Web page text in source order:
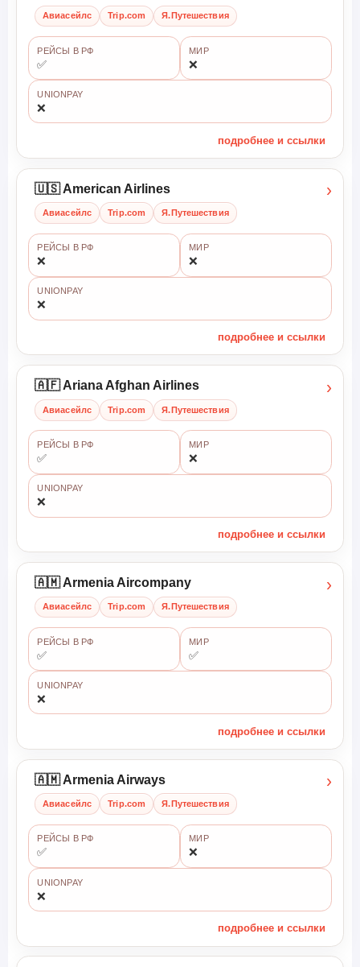
Авиасейлс Trip.com Я.Путешествия
РЕЙСЫ В РФ
✅
МИР
❌
UNIONPAY
❌
подробнее и ссылки
🇺🇸 American Airlines
Авиасейлс Trip.com Я.Путешествия
›
РЕЙСЫ В РФ
❌
МИР
❌
UNIONPAY
❌
подробнее и ссылки
🇦🇫 Ariana Afghan Airlines
Авиасейлс Trip.com Я.Путешествия
›
РЕЙСЫ В РФ
✅
МИР
❌
UNIONPAY
❌
подробнее и ссылки
🇦🇲 Armenia Aircompany
Авиасейлс Trip.com Я.Путешествия
›
РЕЙСЫ В РФ
✅
МИР
✅
UNIONPAY
❌
подробнее и ссылки
🇦🇲 Armenia Airways
Авиасейлс Trip.com Я.Путешествия
›
РЕЙСЫ В РФ
✅
МИР
❌
UNIONPAY
❌
подробнее и ссылки